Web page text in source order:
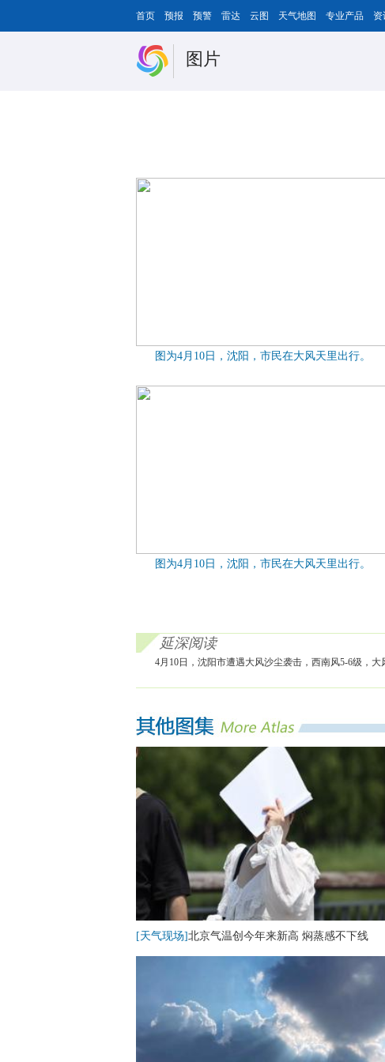
首页 预报 预警 雷达 云图 天气地图 专业产品 资
图片
图为4月10日，沈阳，市民在大风天里出行。
图为4月10日，沈阳，市民在大风天里出行。
延深阅读
4月10日，沈阳市遭遇大风沙尘袭击，西南风5-6级，大
[天气现场]北京气温创今年来新高 焖蒸感不下线